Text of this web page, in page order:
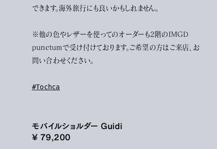
できます。海外旅行にも良いかもしれません。
※他の色やレザーを使ってのオーダーも2階のIMGD
punctumで受け付けております。ご希望の方はご来店、お
問い合わせください。
#Tochca
モバイルショルダー Guidi
¥ 79,200